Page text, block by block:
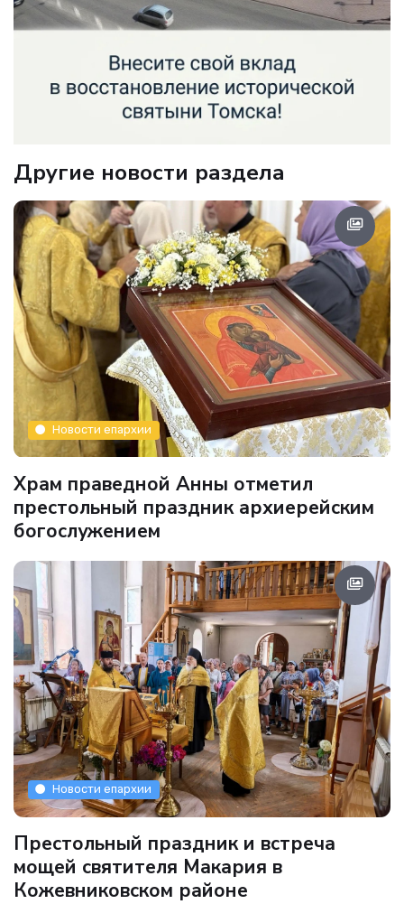
Другие новости раздела
Новости епархии
Храм праведной Анны отметил
престольный праздник архиерейским
богослужением
Новости епархии
Престольный праздник и встреча
мощей святителя Макария в
Кожевниковском районе